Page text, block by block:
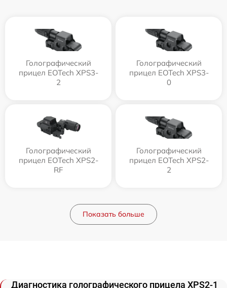
Голографический
прицел EOTech XPS3-
2
Голографический
прицел EOTech XPS3-
0
Голографический
прицел EOTech XPS2-
RF
Голографический
прицел EOTech XPS2-
2
Показать больше
Диагностика голографического прицела XPS2-1